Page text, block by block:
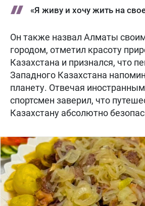
«Я живу и хочу жить на
Он также назвал Алматы
городом, отметил красоту
Казахстана и признался, что
Западного Казахстана
планету. Отвечая
спортсмен заверил, что
Казахстану абсолютно